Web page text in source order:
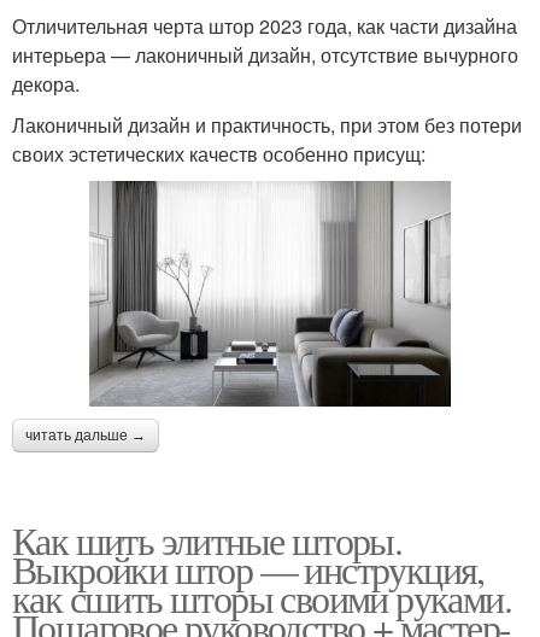
Отличительная черта штор 2023 года, как части дизайна
интерьера — лаконичный дизайн, отсутствие вычурного
декора.
Лаконичный дизайн и практичность, при этом без потери
своих эстетических качеств особенно присущ:
читать дальше →
Как шить элитные шторы.
Выкройки штор — инструкция,
как сшить шторы своими руками.